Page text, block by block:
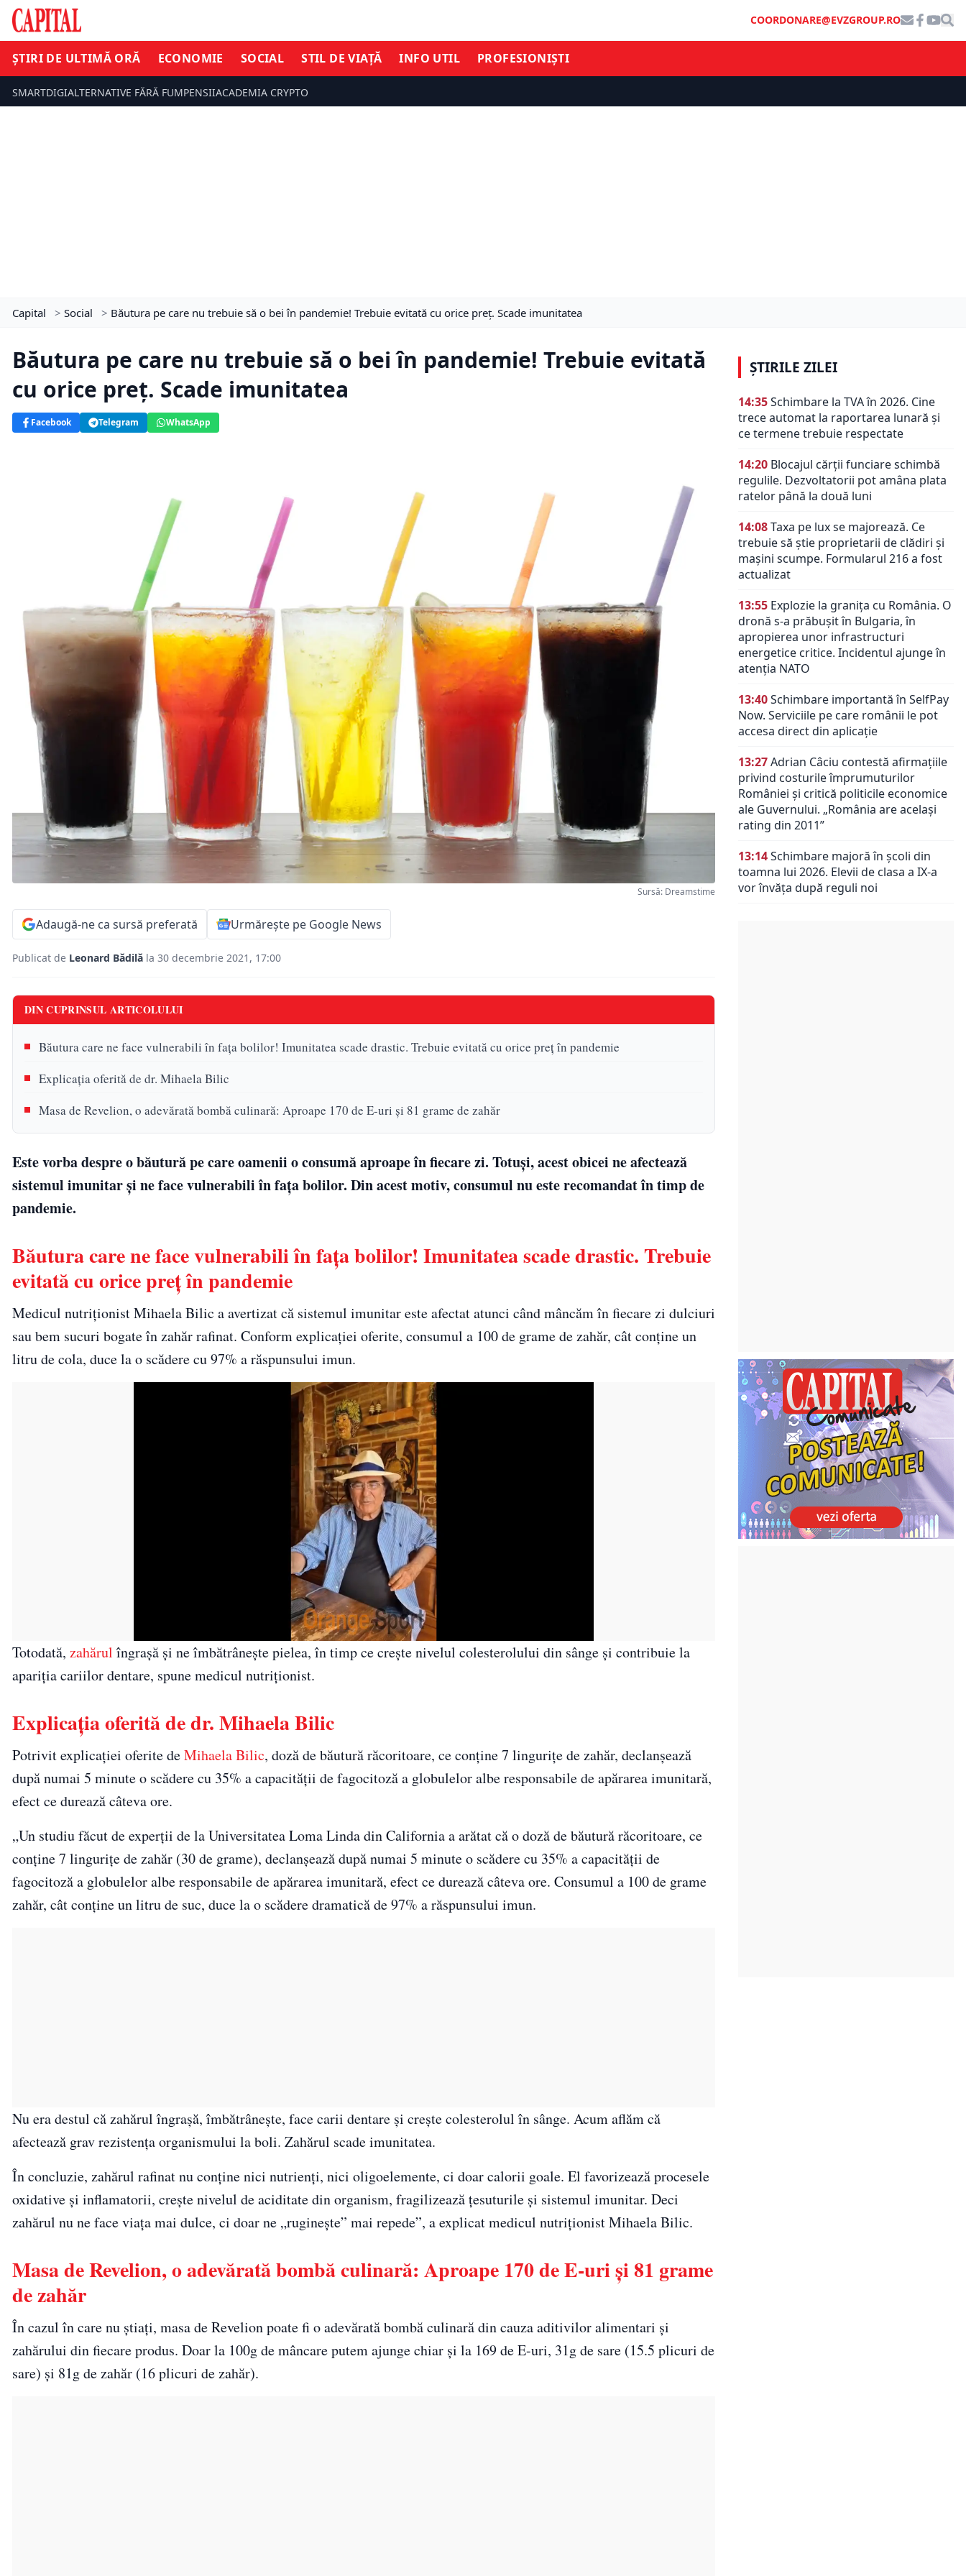
COORDONARE@EVZGROUP.RO
ȘTIRI DE ULTIMĂ ORĂ ECONOMIE SOCIAL STIL DE VIAȚĂ INFO UTIL PROFESIONIȘTI
SMARTDIGIALTERNATIVE FĂRĂ FUMPENSIIACADEMIA CRYPTO
Capital > Social > Băutura pe care nu trebuie să o bei în pandemie! Trebuie evitată cu orice preț. Scade imunitatea
Băutura pe care nu trebuie să o bei în pandemie! Trebuie evitată
cu orice preț. Scade imunitatea
Facebook Telegram WhatsApp
Sursă: Dreamstime
Adaugă-ne ca sursă preferată Urmărește pe Google News
Publicat de Leonard Bădilă la 30 decembrie 2021, 17:00
DIN CUPRINSUL ARTICOLULUI
Băutura care ne face vulnerabili în fața bolilor! Imunitatea scade drastic. Trebuie evitată cu orice preț în pandemie
Explicația oferită de dr. Mihaela Bilic
Masa de Revelion, o adevărată bombă culinară: Aproape 170 de E-uri și 81 grame de zahăr
Este vorba despre o băutură pe care oamenii o consumă aproape în fiecare zi. Totuși, acest obicei ne afectează
sistemul imunitar și ne face vulnerabili în fața bolilor. Din acest motiv, consumul nu este recomandat în timp de
pandemie.
Băutura care ne face vulnerabili în fața bolilor! Imunitatea scade drastic. Trebuie
evitată cu orice preț în pandemie
Medicul nutriționist Mihaela Bilic a avertizat că sistemul imunitar este afectat atunci când mâncăm în fiecare zi dulciuri
sau bem sucuri bogate în zahăr rafinat. Conform explicației oferite, consumul a 100 de grame de zahăr, cât conține un
litru de cola, duce la o scădere cu 97% a răspunsului imun.
Totodată, zahărulîngrașă și ne îmbătrânește pielea, în timp ce crește nivelul colesterolului din sânge și contribuie la
apariția cariilor dentare, spune medicul nutriționist.
Explicația oferită de dr. Mihaela Bilic
Potrivit explicației oferite deMihaela Bilic, doză de băutură răcoritoare, ce conține 7 lingurițe de zahăr, declanșează
după numai 5 minute o scădere cu 35% a capacității de fagocitoză a globulelor albe responsabile de apărarea imunitară,
efect ce durează câteva ore.
„Un studiu făcut de experții de la Universitatea Loma Linda din California a arătat că o doză de băutură răcoritoare, ce
conține 7 lingurițe de zahăr (30 de grame), declanșează după numai 5 minute o scădere cu 35% a capacității de
fagocitoză a globulelor albe responsabile de apărarea imunitară, efect ce durează câteva ore. Consumul a 100 de grame
zahăr, cât conține un litru de suc, duce la o scădere dramatică de 97% a răspunsului imun.
Nu era destul că zahărul îngrașă, îmbătrânește, face carii dentare și crește colesterolul în sânge. Acum aflăm că
afectează grav rezistența organismului la boli. Zahărul scade imunitatea.
În concluzie, zahărul rafinat nu conține nici nutrienți, nici oligoelemente, ci doar calorii goale. El favorizează procesele
oxidative și inflamatorii, crește nivelul de aciditate din organism, fragilizează țesuturile și sistemul imunitar. Deci
zahărul nu ne face viața mai dulce, ci doar ne „ruginește” mai repede”, a explicat medicul nutriționist Mihaela Bilic.
Masa de Revelion, o adevărată bombă culinară: Aproape 170 de E-uri și 81 grame
de zahăr
În cazul în care nu știați, masa de Revelion poate fi o adevărată bombă culinară din cauza aditivilor alimentari și
zahărului din fiecare produs. Doar la 100g de mâncare putem ajunge chiar și la 169 de E-uri, 31g de sare (15.5 plicuri de
sare) și 81g de zahăr (16 plicuri de zahăr).
ȘTIRILE ZILEI
14:35Schimbare la TVA în 2026. Cine
trece automat la raportarea lunară și
ce termene trebuie respectate
14:20 Blocajul cărții funciare schimbă
regulile. Dezvoltatorii pot amâna plata
ratelor până la două luni
14:08Taxa pe lux se majorează. Ce
trebuie să știe proprietarii de clădiri și
mașini scumpe. Formularul 216 a fost
actualizat
13:55 Explozie la granița cu România. O
dronă s-a prăbușit în Bulgaria, în
apropierea unor infrastructuri
energetice critice. Incidentul ajunge în
atenția NATO
13:40Schimbare importantă în SelfPay
Now. Serviciile pe care românii le pot
accesa direct din aplicație
13:27Adrian Câciu contestă afirmațiile
privind costurile împrumuturilor
României și critică politicile economice
ale Guvernului. „România are același
rating din 2011”
13:14Schimbare majoră în școli din
toamna lui 2026. Elevii de clasa a IX-a
vor învăța după reguli noi